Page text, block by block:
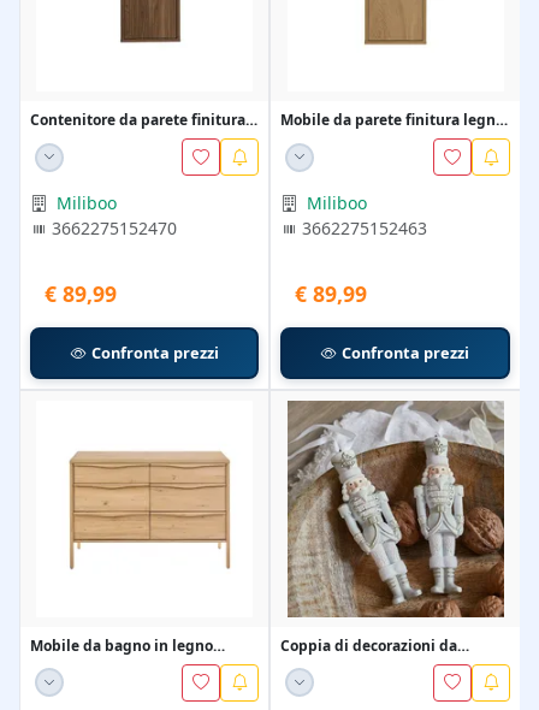
Contenitore da parete finitura
Miliboo
3662275152470
€ 89,99
Confronta prezzi
Mobile da parete finitura legno
Miliboo
3662275152463
€ 89,99
Confronta prezzi
Mobile da bagno in legno
massiccio di quercia...
Coppia di decorazioni da
appendere Moriette